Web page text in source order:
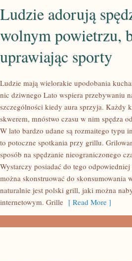
Ludzie adorują
wolnym powietrzu,
uprawiając sporty
Ludzie mają wielorakie upodobania
nic dziwnego Lato wspiera przebywaniu
szczególności kiedy aura sprzyja. Każdy
skwerem, mnóstwo czasu w nim spędza
W lato bardzo udane są rozmaitego typu
to potoczne spotkania przy grillu.
sposób na spędzanie nieograniczonego
Wystarczy posiadać do tego
można skonstruować do skonsumowania
naturalnie jest polski grill, jaki można
internetowym. Grille [ Read More ]